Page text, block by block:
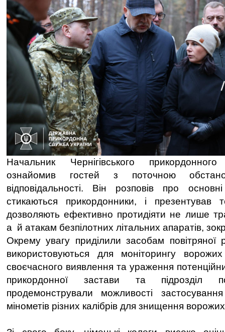
Начальник Чернігівського
ознайомив гостей з поточною
відповідальності. Він розповів про
стикаються прикордонники, і презентував
дозволяють ефективно протидіяти не лише
а й атакам безпілотних літальних апаратів,
Окрему увагу приділили засобам повітряної
використовуються для моніторингу
своєчасного виявлення та ураження
прикордонної застави та підрозділ
продемонстрували можливості
мінометів різних калібрів для знищення